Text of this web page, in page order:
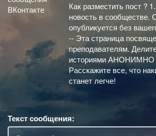
Как разместить пост ?
новость в сообществе.
опубликуется без
-- Эта страница
преподавателям.
историями АНОНИМНО
Расскажите все, что
станет легче!
Текст сообщения: